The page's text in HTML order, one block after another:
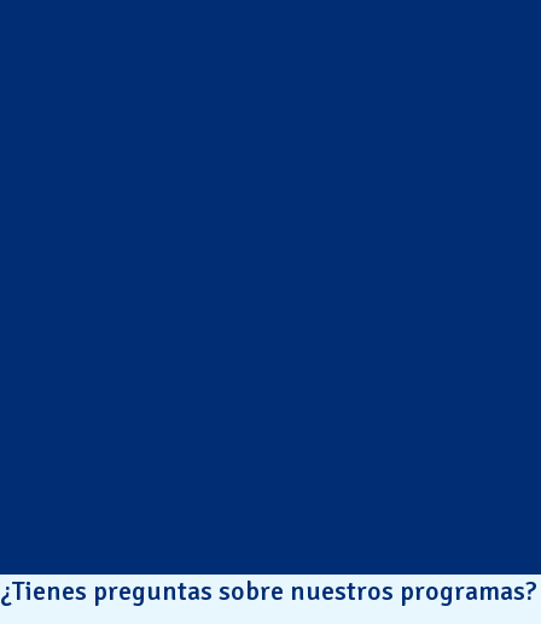
¿Tienes preguntas sobre nuestros programas?